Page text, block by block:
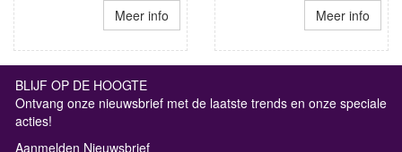
Meer info Meer info
BLIJF OP DE HOOGTE
Ontvang onze nieuwsbrief met de laatste trends en onze speciale
acties!
Aanmelden Nieuwsbrief